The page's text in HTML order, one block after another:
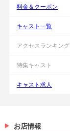
料金＆クーポン
キャスト一覧
アクセスランキング
特集キャスト
キャスト求人
お店情報